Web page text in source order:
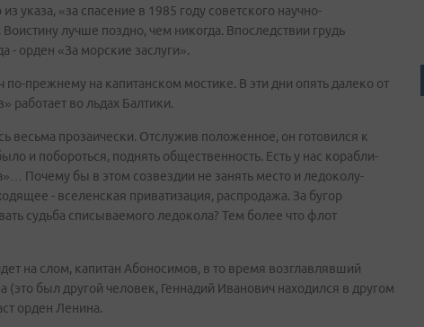
указа, «за спасение в 1985 году советского научно-
лучше поздно, чем никогда. Впоследствии грудь
- орден «За морские заслуги».
прежнему на капитанском мостике. В эти дни опять далеко от
во льдах Балтики.
весьма прозаически. Отслужив положенное, он готовился к
и побороться, поднять общественность. Есть у нас корабли-
Почему бы в этом созвездии не занять место и ледоколу-
- вселенская приватизация, распродажа. За бугор
судьба списываемого ледокола? Тем более что флот
на слом, капитан Абоносимов, в то время возглавлявший
(это был другой человек, Геннадий Иванович находился в другом
орден Ленина.